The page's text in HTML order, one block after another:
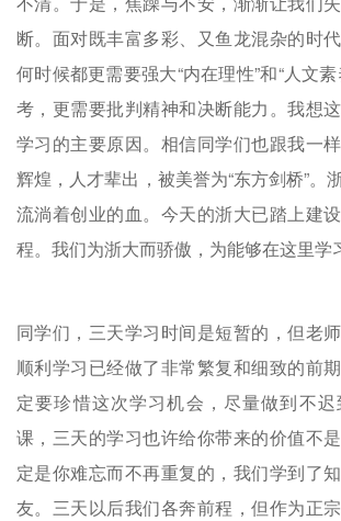
断。面对既丰富多彩、又鱼龙混杂的时
何时候都更需要强大“内在理性”和“人文
考，更需要批判精神和决断能力。我想
学习的主要原因。相信同学们也跟我一
辉煌，人才辈出，被美誉为“东方剑桥”。
流淌着创业的血。今天的浙大已踏上建
程。我们为浙大而骄傲，为能够在这里学
同学们，三天学习时间是短暂的，但老
顺利学习已经做了非常繁复和细致的前
定要珍惜这次学习机会，尽量做到不
课，三天的学习也许给你带来的价值不
定是你难忘而不再重复的，我们学到了
友。三天以后我们各奔前程，但作为正